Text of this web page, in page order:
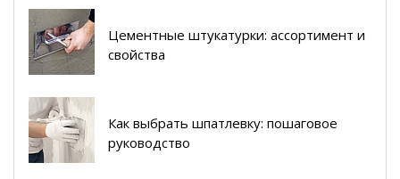
Цементные штукатурки: ассортимент и
свойства
Как выбрать шпатлевку: пошаговое
руководство